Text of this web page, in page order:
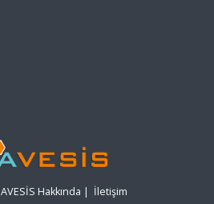
AVESİS Hakkında | İletişim